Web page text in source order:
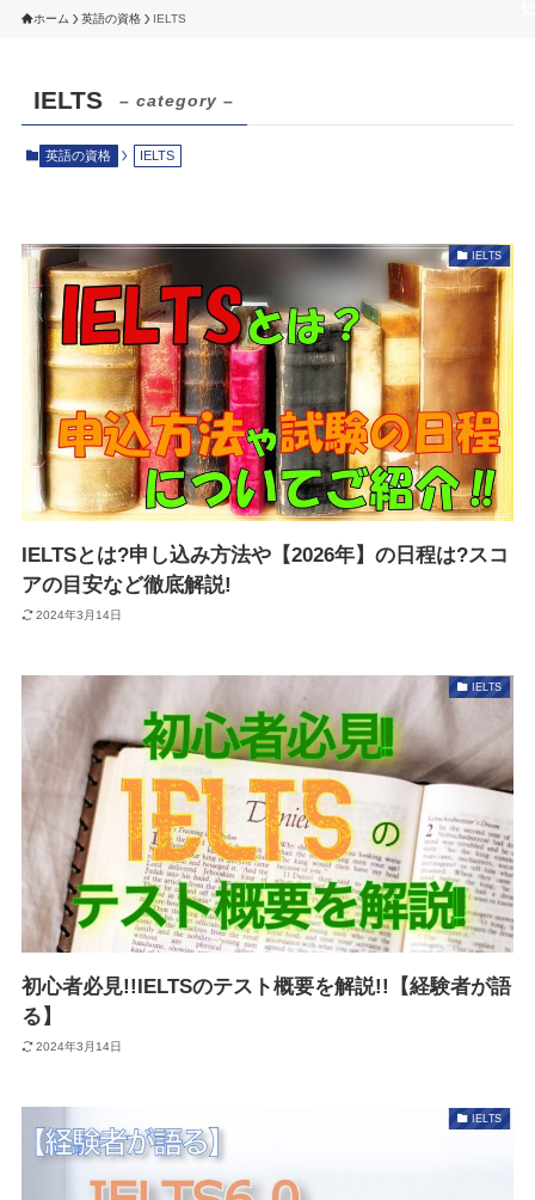
ホーム 英語の資格 IELTS
IELTS – category –
英語の資格 IELTS
IELTS
IELTSとは?申し込み方法や【2026年】の日程は?スコ
アの目安など徹底解説!
2024年3月14日
IELTS
初心者必見!!IELTSのテスト概要を解説!!【経験者が語
る】
2024年3月14日
IELTS